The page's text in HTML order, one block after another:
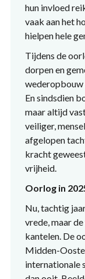
hun invloed
vaak aan het
hielpen hele
Tijdens de
dorpen en
wederopbouw
En sindsdien
maar altijd
veiliger,
afgelopen
kracht
vrijheid.
Oorlog in
Nu, tachtig
vrede, maar
kantelen. De
Midden-
internationale